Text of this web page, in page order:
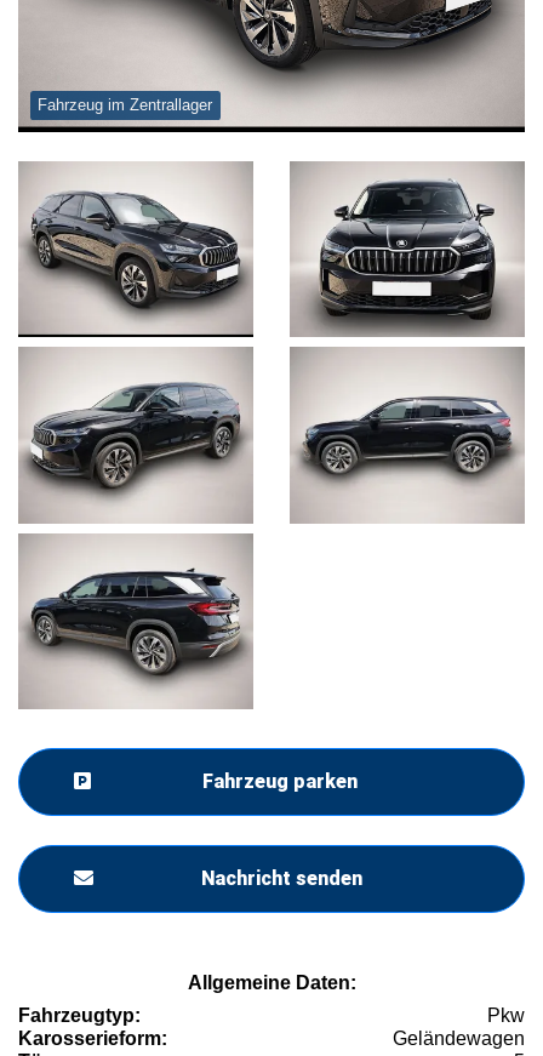
Fahrzeug im Zentrallager
Fahrzeug parken
Nachricht senden
Allgemeine Daten:
Fahrzeugtyp:
Pkw
Karosserieform:
Geländewagen